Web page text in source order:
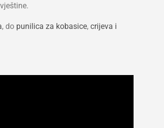
, do punilica za kobasice, crijeva i